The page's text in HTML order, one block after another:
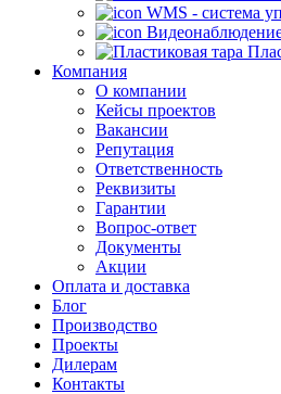
WMS - система
Компания
О компании
Кейсы проектов
Вакансии
Репутация
Ответственность
Реквизиты
Гарантии
Вопрос-ответ
Документы
Акции
Оплата и доставка
Блог
Производство
Проекты
Дилерам
Контакты